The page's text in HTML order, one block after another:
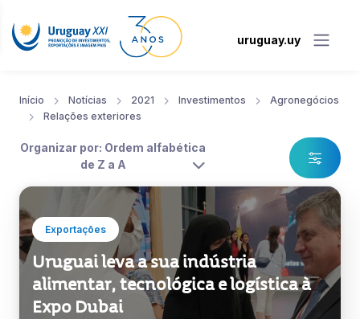
uruguay.uy
Início Notícias 2021 Investimentos
Agronegócios
Relações exteriores
Organizar por: Ordem alfabética
de Z a A
Exportações
Uruguai leva a sua indústria
alimentar, tecnológica e logística à
Expo Dubai